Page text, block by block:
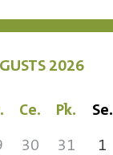
2026
Ce. Pk. Se.
30 31 1